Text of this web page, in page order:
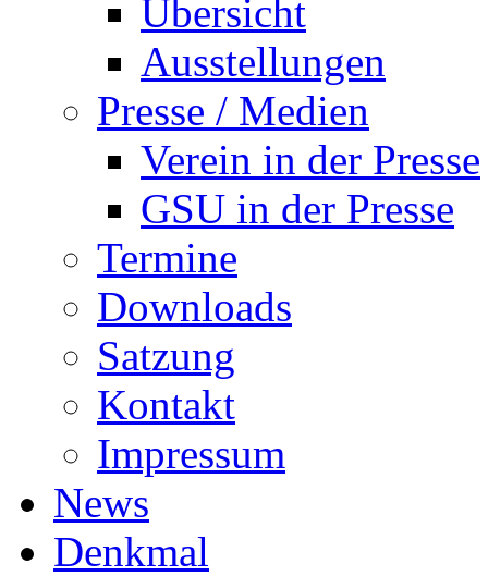
Übersicht
Ausstellungen
Presse / Medien
Verein in der Presse
GSU in der Presse
Termine
Downloads
Satzung
Kontakt
Impressum
News
Denkmal